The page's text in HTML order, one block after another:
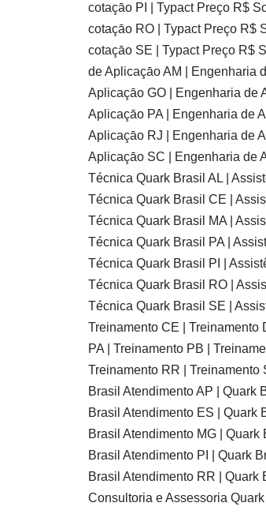
cotaçāo PI | Typact Preço R$
cotaçāo RO | Typact Preço R$
cotaçāo SE | Typact Preço R$
de Aplicaçāo AM | Engenharia
Aplicaçāo GO | Engenharia de
Aplicaçāo PA | Engenharia de
Aplicaçāo RJ | Engenharia de
Aplicaçāo SC | Engenharia de
Técnica Quark Brasil AL |
Técnica Quark Brasil CE |
Técnica Quark Brasil MA |
Técnica Quark Brasil PA |
Técnica Quark Brasil PI |
Técnica Quark Brasil RO |
Técnica Quark Brasil SE |
Treinamento CE | Treinamento
PA | Treinamento PB |
Treinamento RR | Treinamento
Brasil Atendimento AP | Quark
Brasil Atendimento ES | Quark
Brasil Atendimento MG |
Brasil Atendimento PI | Quark
Brasil Atendimento RR | Quark
Consultoria e Assessoria